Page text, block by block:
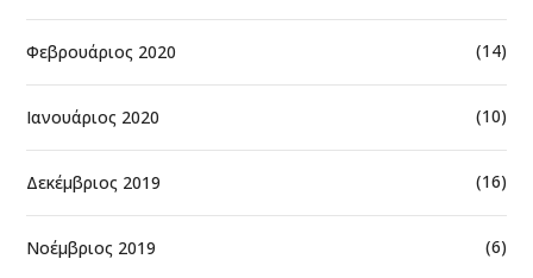
Φεβρουάριος 2020 (14)
Ιανουάριος 2020 (10)
Δεκέμβριος 2019 (16)
Νοέμβριος 2019 (6)